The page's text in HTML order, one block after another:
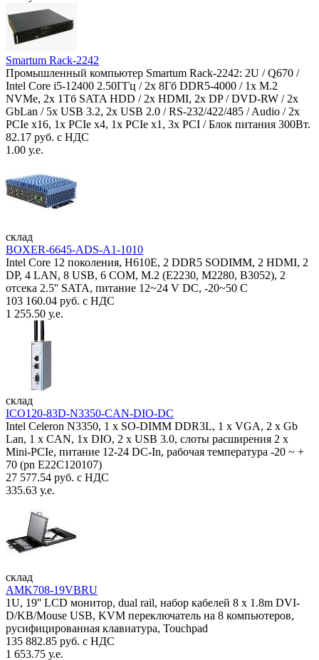
Smartum Rack-2242
Промышленный компьютер Smartum Rack-2242: 2U / Q670 /
Intel Core i5-12400 2.50ГГц / 2x 8Гб DDR5-4000 / 1x M.2
NVMe, 2x 1Тб SATA HDD / 2x HDMI, 2x DP / DVD-RW / 2x
GbLan / 5x USB 3.2, 2x USB 2.0 / RS-232/422/485 / Audio / 2x
PCIe x16, 1x PCIe x4, 1x PCIe x1, 3x PCI / Блок питания 300Вт.
82.17 руб. с НДС
1.00 у.е.
склад
BOXER-6645-ADS-A1-1010
Intel Core 12 поколения, H610E, 2 DDR5 SODIMM, 2 HDMI, 2
DP, 4 LAN, 8 USB, 6 COM, M.2 (E2230, M2280, B3052), 2
отсека 2.5'' SATA, питание 12~24 V DC, -20~50 C
103 160.04 руб. с НДС
1 255.50 у.е.
склад
ICO120-83D-N3350-CAN-DIO-DC
Intel Celeron N3350, 1 х SO-DIMM DDR3L, 1 х VGA, 2 x Gb
Lan, 1 х CAN, 1x DIO, 2 х USB 3.0, слоты расширения 2 x
Mini-PCIe, питание 12-24 DC-In, рабочая температура -20 ~ +
70 (pn E22C120107)
27 577.54 руб. с НДС
335.63 у.е.
склад
AMK708-19VBRU
1U, 19'' LCD монитор, dual rail, набор кабелей 8 x 1.8m DVI-
D/KB/Mouse USB, KVM переключатель на 8 компьютеров,
русифицированная клавиатура, Touchpad
135 882.85 руб. с НДС
1 653.75 у.е.